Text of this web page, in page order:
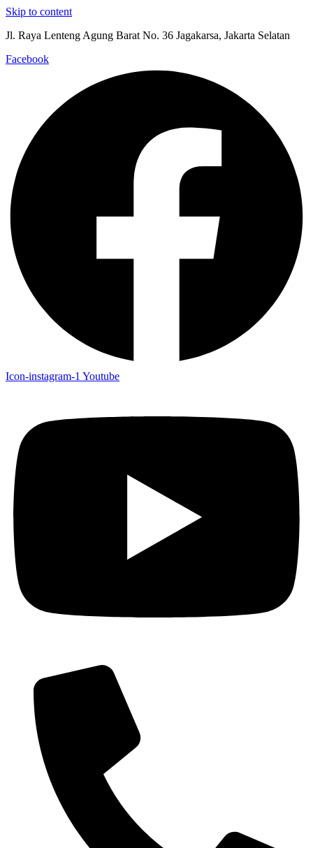
Skip to content
Jl. Raya Lenteng Agung Barat No. 36 Jagakarsa, Jakarta Selatan
Facebook
Icon-instagram-1 Youtube